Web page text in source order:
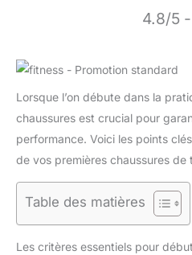
4.8/5
Lorsque l’on débute dans la
chaussures est crucial pour
performance. Voici les points
de vos premières chaussures de
Table des matières
Les critères essentiels pour